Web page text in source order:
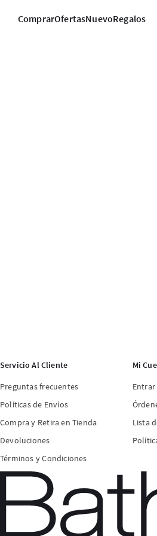
ComprarOfertasNuevoRegalos
Servicio Al Cliente
Preguntas frecuentes
Políticas de Envíos
Compra y Retira en Tienda
Devoluciones
Términos y Condiciones
Mi
Lista